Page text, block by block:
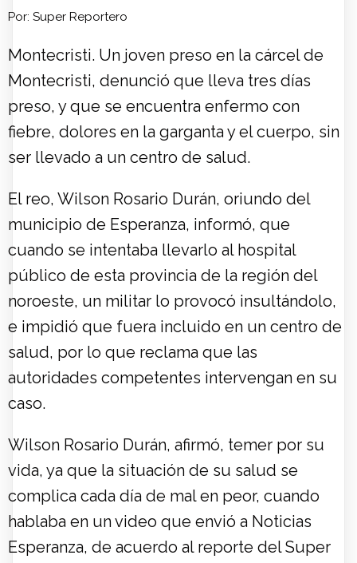
Por: Super Reportero
Montecristi. Un joven preso en la cárcel de
Montecristi, denunció que lleva tres días
preso, y que se encuentra enfermo con
fiebre, dolores en la garganta y el cuerpo, sin
ser llevado a un centro de salud.
El reo, Wilson Rosario Durán, oriundo del
municipio de Esperanza, informó, que
cuando se intentaba llevarlo al hospital
público de esta provincia de la región del
noroeste, un militar lo provocó insultándolo,
e impidió que fuera incluido en un centro de
salud, por lo que reclama que las
autoridades competentes intervengan en su
caso.
Wilson Rosario Durán, afirmó, temer por su
vida, ya que la situación de su salud se
complica cada día de mal en peor, cuando
hablaba en un video que envió a Noticias
Esperanza, de acuerdo al reporte del Super